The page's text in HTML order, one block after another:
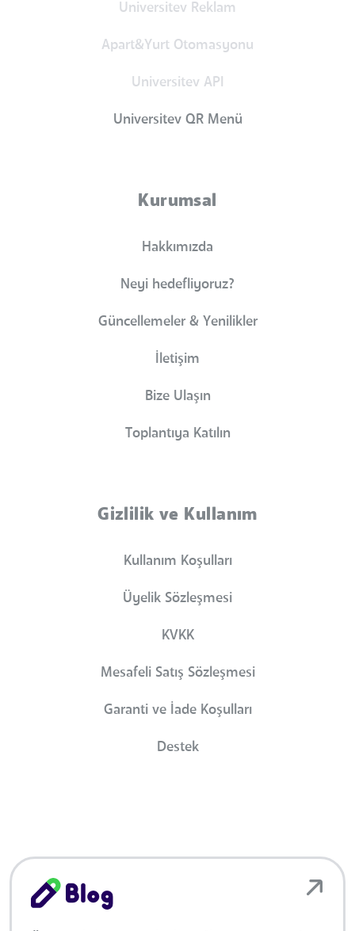
Universitev Reklam
Apart&Yurt Otomasyonu
Universitev API
Universitev QR Menü
Kurumsal
Hakkımızda
Neyi hedefliyoruz?
Güncellemeler & Yenilikler
İletişim
Bize Ulaşın
Toplantıya Katılın
Gizlilik ve Kullanım
Kullanım Koşulları
Üyelik Sözleşmesi
KVKK
Mesafeli Satış Sözleşmesi
Garanti ve İade Koşulları
Destek